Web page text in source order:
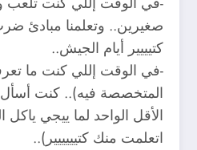
صغيرين.. وتعلمنا مبادئ
كتيييير أيام الجيش..
-في الوقت إللي كنت ما
المتخصصة فيه).. كنت
الأقل الواحد لما ييجي
اتعلمت منك كتيييييير)..